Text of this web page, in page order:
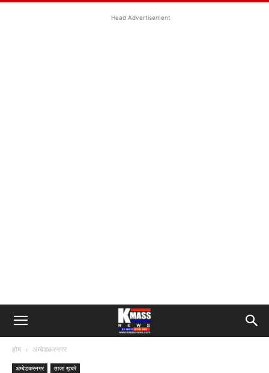
Head Advertisement
होम अम्बेडकरनगर
अम्बेडकरनगर ताज़ा ख़बरें